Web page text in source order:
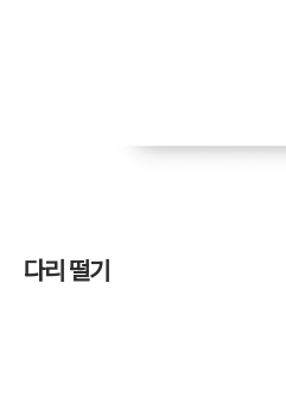
다리 떨기